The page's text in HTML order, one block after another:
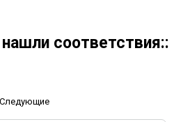
соответствия::
Следующие